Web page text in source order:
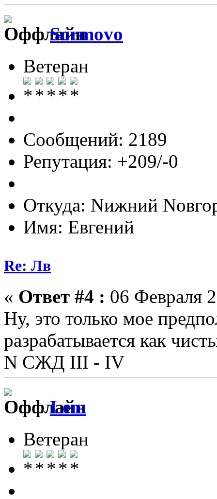
Sormovo
Ветеран
Сообщений: 2189
Репутация: +209/-0
Откуда: Nижний
Имя: Евгений
Re: Лв
« Ответ #4 : 06 Февраля
Ну, это только мое
разрабатывается как
N СЖД III - IV
Lem
Ветеран